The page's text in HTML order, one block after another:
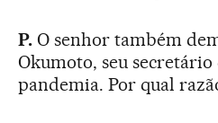
P. O senhor também
Okumoto, seu
pandemia. Por qual